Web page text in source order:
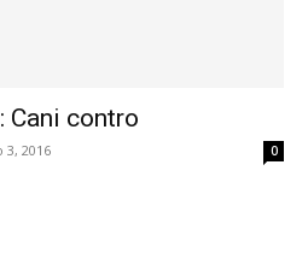
Cani contro
3, 2016 0